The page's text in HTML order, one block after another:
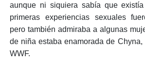
aunque ni siquiera sabía que
primeras experiencias sexuales
pero también admiraba a algunas
de niña estaba enamorada de
WWF.